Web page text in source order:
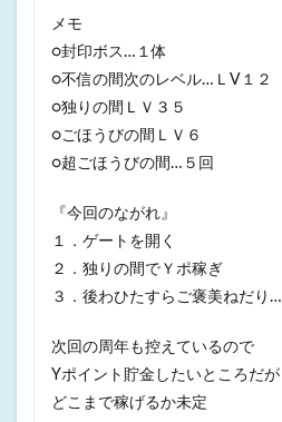
メモ
○封印ボス…１体
○不信の間次のレベル…ＬV１２
○独りの間ＬＶ３５
○ごほうびの間ＬＶ６
○超ごほうびの間…５回
『今回のながれ』
１．ゲートを開く
２．独りの間でＹポ稼ぎ
３．後わひたすらご褒美ねだり…
次回の周年も控えているので
Yポイント貯金したいところだが
どこまで稼げるか未定